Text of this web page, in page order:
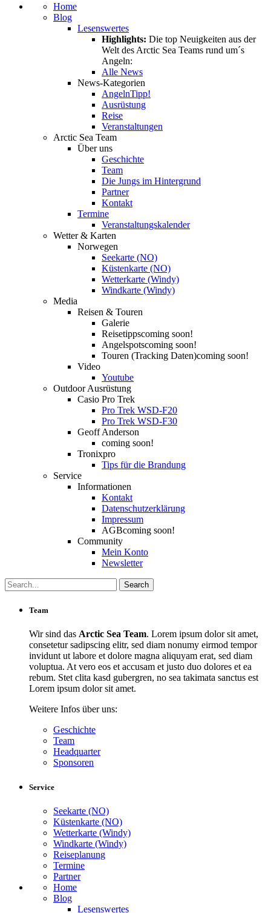
Home
Blog
Lesenswertes
Highlights: Die top Neuigkeiten aus der
Welt des Arctic Sea Teams rund um´s
Angeln:
Alle News
News-Kategorien
AngelnTipp!
Ausrüstung
Reise
Veranstaltungen
Arctic Sea Team
Über uns
Geschichte
Team
Die Jungs im Hintergrund
Partner
Kontakt
Termine
Veranstaltungskalender
Wetter & Karten
Norwegen
Seekarte (NO)
Küstenkarte (NO)
Wetterkarte (Windy)
Windkarte (Windy)
Media
Reisen & Touren
Galerie
Reisetippscoming soon!
Angelspotscoming soon!
Touren (Tracking Daten)coming soon!
Video
Youtube
Outdoor Ausrüstung
Casio Pro Trek
Pro Trek WSD-F20
Pro Trek WSD-F30
Geoff Anderson
coming soon!
Tronixpro
Tips für die Brandung
Service
Informationen
Kontakt
Datenschutzerklärung
Impressum
AGBcoming soon!
Community
Mein Konto
Newsletter
Team
Wir sind das Arctic Sea Team. Lorem ipsum dolor sit amet,
consetetur sadipscing elitr, sed diam nonumy eirmod tempor
invidunt ut labore et dolore magna aliquyam erat, sed diam
voluptua. At vero eos et accusam et justo duo dolores et ea
rebum. Stet clita kasd gubergren, no sea takimata sanctus est
Lorem ipsum dolor sit amet.
Weitere Infos über uns:
Geschichte
Team
Headquarter
Sponsoren
Service
Seekarte (NO)
Küstenkarte (NO)
Wetterkarte (Windy)
Windkarte (Windy)
Reiseplanung
Termine
Partner
Home
Blog
Lesenswertes